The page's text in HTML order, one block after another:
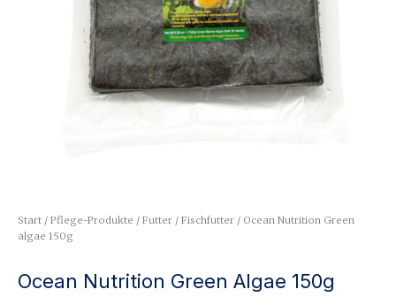
Start / Pflege-Produkte / Futter / Fischfutter / Ocean Nutrition Green
algae 150g
Ocean Nutrition Green Algae 150g